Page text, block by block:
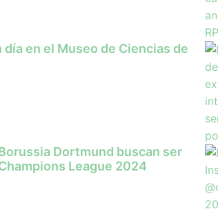
en el Museo de Ciencias de
Dortmund buscan ser
League 2024